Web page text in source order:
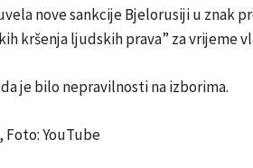
nove sankcije Bjelorusiji u znak
kršenja ljudskih prava” za vrijeme
je bilo nepravilnosti na izborima.
Foto: YouTube